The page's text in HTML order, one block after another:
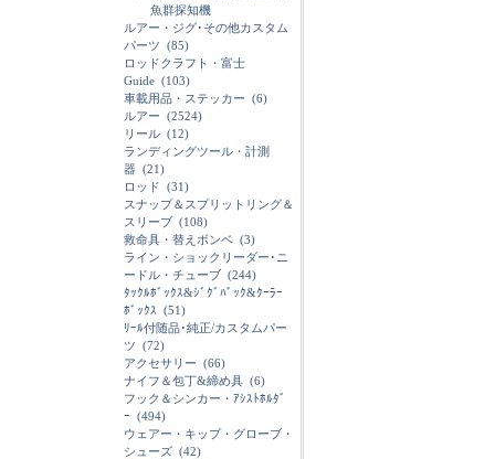
魚群探知機
ルアー・ジグ･その他カスタム
パーツ (85)
ロッドクラフト・富士
Guide (103)
車載用品・ステッカー (6)
ルアー (2524)
リール (12)
ランディングツール・計測
器 (21)
ロッド (31)
スナップ＆スプリットリング＆
スリーブ (108)
救命具・替えボンベ (3)
ライン・ショックリーダー･ニ
ードル・チューブ (244)
ﾀｯｸﾙﾎﾞｯｸｽ&ｼﾞｸﾞﾊﾞｯｸ&ｸｰﾗｰ
ﾎﾞｯｸｽ (51)
ﾘｰﾙ付随品･純正/カスタムパー
ツ (72)
アクセサリー (66)
ナイフ＆包丁&締め具 (6)
フック＆シンカー・ｱｼｽﾄﾎﾙﾀﾞ
ｰ (494)
ウェアー・キップ・グローブ・
シューズ (42)